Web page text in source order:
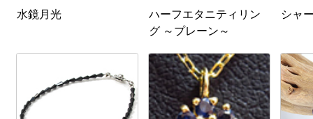
水鏡月光
ハーフエタニティリン
グ ～プレーン～
シャ